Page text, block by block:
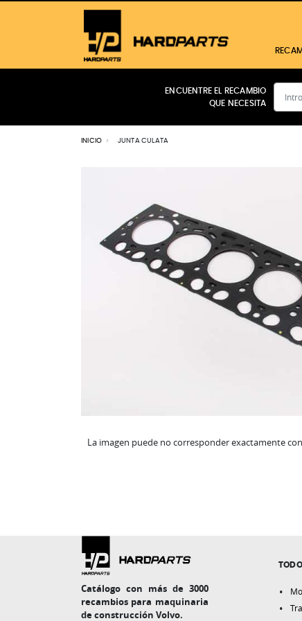
MOTOR
CABINA
Ver todos los productos
ENCUENTRE EL RECAMBIO
QUE NECESITA
INICIO JUNTA CULATA
La imagen puede no corresponder exactamente
Catálogo con más de 3000
recambios para maquinaria
de construcción Volvo.